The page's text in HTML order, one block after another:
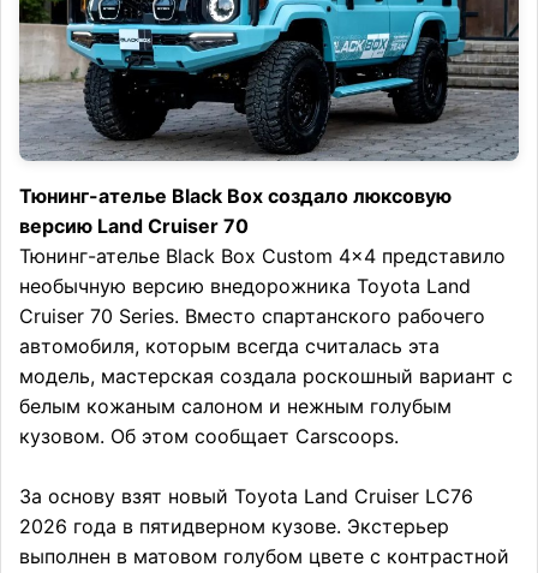
Тюнинг-ателье Black Box создало люксовую
версию Land Cruiser 70
Тюнинг-ателье Black Box Custom 4×4 представило
необычную версию внедорожника Toyota Land
Cruiser 70 Series. Вместо спартанского рабочего
автомобиля, которым всегда считалась эта
модель, мастерская создала роскошный вариант с
белым кожаным салоном и нежным голубым
кузовом. Об этом сообщает Carscoops.
За основу взят новый Toyota Land Cruiser LC76
2026 года в пятидверном кузове. Экстерьер
выполнен в матовом голубом цвете с контрастной